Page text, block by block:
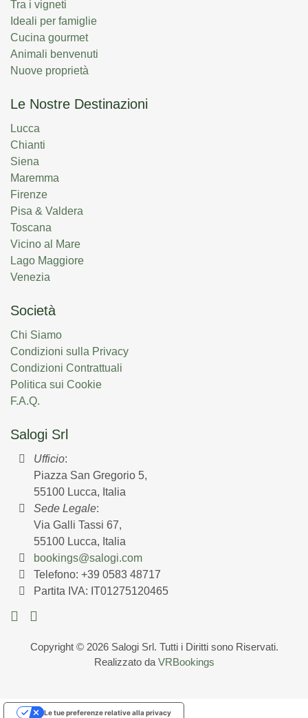
Tra i vigneti
Ideali per famiglie
Cucina gourmet
Animali benvenuti
Nuove proprietà
Le Nostre Destinazioni
Lucca
Chianti
Siena
Maremma
Firenze
Pisa & Valdera
Toscana
Vicino al Mare
Lago Maggiore
Venezia
Società
Chi Siamo
Condizioni sulla Privacy
Condizioni Contrattuali
Politica sui Cookie
F.A.Q.
Salogi Srl
Ufficio:
Piazza San Gregorio 5,
55100 Lucca, Italia
Sede Legale:
Via Galli Tassi 67,
55100 Lucca, Italia
bookings@salogi.com
Telefono:+39 0583 48717
Partita IVA: IT01275120465
Copyright © 2026 Salogi Srl. Tutti i Diritti sono Riservati.
Realizzato da VRBookings
Le tue preferenze relative alla privacy